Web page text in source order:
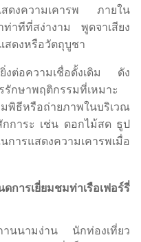
สดงความเคารพ ภายใน
าทีที่สง่างาม พูดจาเสียง
สดงหรือวัตถุบูชา
งต่อความเชื่อดั้งเดิม ดัง
รักษาพฤติกรรมที่เหมาะ
มพิธีหรือถ่ายภาพในบริเวณ
กการะ เช่น ดอกไม้สด ธูป
ารแสดงความเคารพเมื่อ
ารเยี่ยมชมท่าเรือเฟอร์รี่
านนามง่าน นักท่องเที่ยว